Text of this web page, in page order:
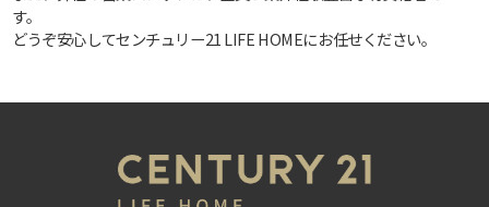
す。
どうぞ安心してセンチュリー21 LIFE HOMEにお任せください。